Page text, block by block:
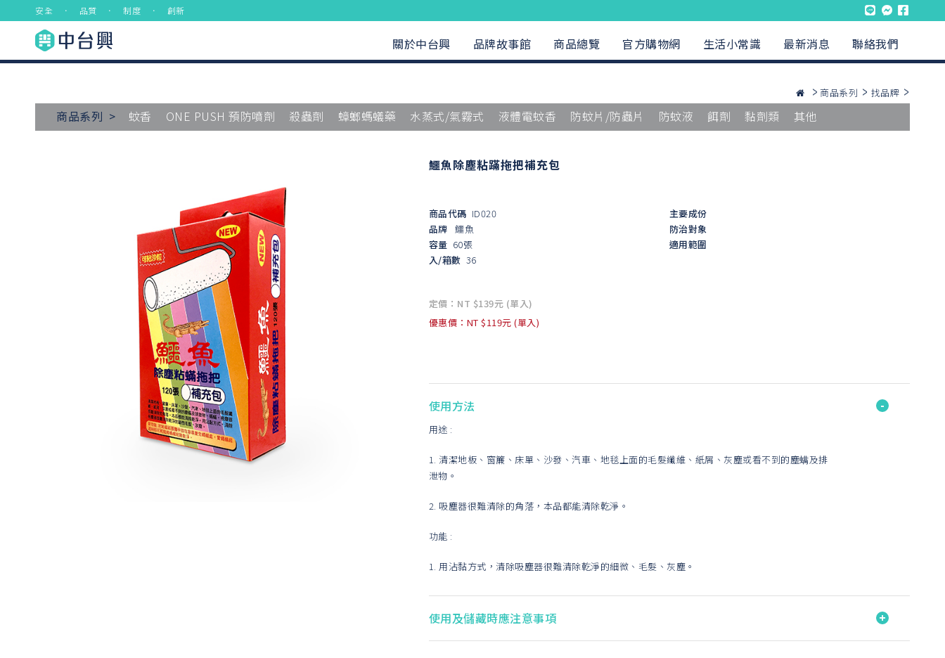
安全 ． 品質 ． 制度 ． 創新
關於中台興 品牌故事館 商品總覽 官方購物網 生活小常識 最新消息 聯絡我們
商品系列 找品牌
商品系列 > 蚊香 ONE PUSH 預防噴劑 殺蟲劑 蟑螂螞蟻藥 水蒸式/氣霧式 液體電蚊香 防蚊片/防蟲片 防蚊液 餌劑 黏劑類 其他
鱷魚除塵粘蹣拖把補充包
商品代碼 ID020
品牌 鱷魚
容量 60張
入/箱數 36
主要成份
防治對象
適用範圍
定價：NT $139元 (單入)
優惠價：NT $119元 (單入)
使用方法
用途 :
1. 清潔地板、窗簾、床單、沙發、汽車、地毯上面的毛髮纖維、紙屑、灰塵或看不到的塵螨及排
泄物。
2. 吸塵器很難清除的角落，本品都能清除乾淨。
功能 :
1. 用沾黏方式，清除吸塵器很難清除乾淨的細微、毛髮、灰塵。
使用及儲藏時應注意事項